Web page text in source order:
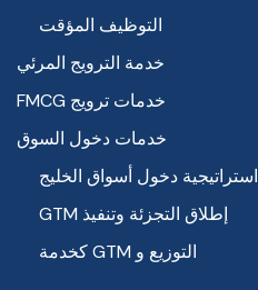
التوظيف المؤقت
خدمة الترويج المرئي
خدمات ترويج FMCG
خدمات دخول السوق
استراتيجية دخول أسواق الخليج
إطلاق التجزئة وتنفيذ GTM
التوزيع و GTM كخدمة